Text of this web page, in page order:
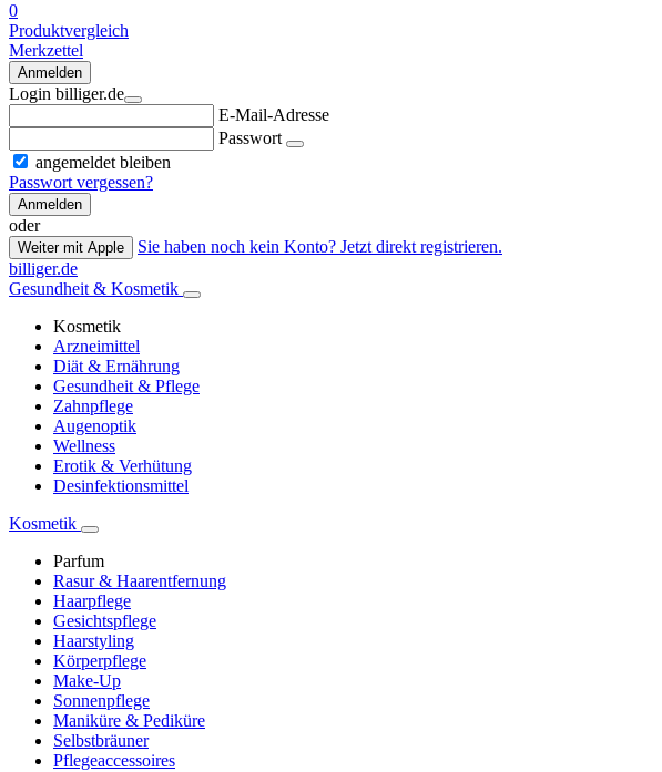
0
Produktvergleich
Merkzettel
Anmelden
Login billiger.de
E-Mail-Adresse
Passwort
angemeldet bleiben
Passwort vergessen?
Anmelden
oder
Weiter mit Apple
Sie haben noch kein Konto? Jetzt direkt registrieren.
billiger.de
Gesundheit & Kosmetik
Kosmetik
Arzneimittel
Diät & Ernährung
Gesundheit & Pflege
Zahnpflege
Augenoptik
Wellness
Erotik & Verhütung
Desinfektionsmittel
Kosmetik
Parfum
Rasur & Haarentfernung
Haarpflege
Gesichtspflege
Haarstyling
Körperpflege
Make-Up
Sonnenpflege
Maniküre & Pediküre
Selbstbräuner
Pflegeaccessoires